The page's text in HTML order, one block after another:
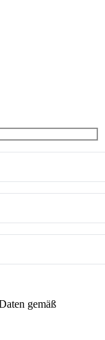
gemäß